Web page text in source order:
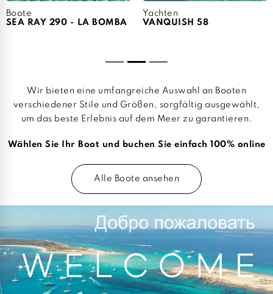
Boote
SEA RAY 290 - LA BOMBA
Yachten
VANQUISH 58
Wir bieten eine umfangreiche Auswahl an Booten
verschiedener Stile und Größen, sorgfältig ausgewählt,
um das beste Erlebnis auf dem Meer zu garantieren.
Wählen Sie Ihr Boot und buchen Sie einfach 100% online
Alle Boote ansehen